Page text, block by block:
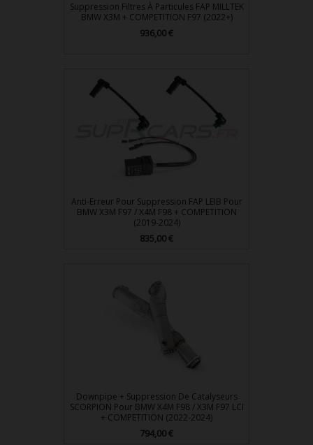
Suppression Filtres À Particules FAP MILLTEK
BMW X3M + COMPETITION F97 (2022+)
Prix
936,00 €
Anti-Erreur Pour Suppression FAP LEIB Pour
BMW X3M F97 / X4M F98 + COMPETITION
(2019-2024)
Prix
835,00 €
Downpipe + Suppression De Catalyseurs
SCORPION Pour BMW X4M F98 / X3M F97 LCI
+ COMPETITION (2022-2024)
Prix
794,00 €